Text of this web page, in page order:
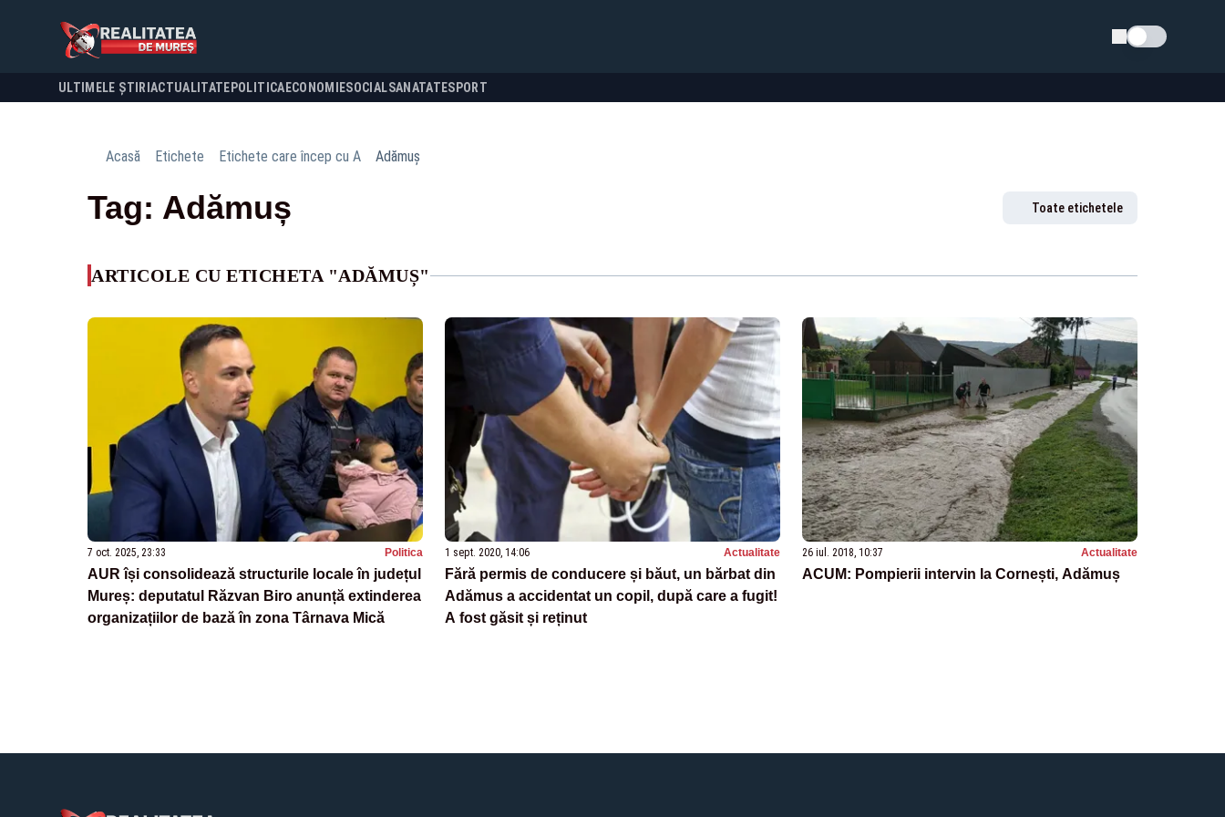
Schimba tema
ULTIMELE ȘTIRI ACTUALITATE POLITICA ECONOMIESOCIALSANATATESPORT
Acasă Etichete Etichete care încep cu A Adămuș
Tag: Adămuș Toate etichetele
ARTICOLE CU ETICHETA "ADĂMUȘ"
7 oct. 2025, 23:33 Politica
AUR își consolidează structurile locale în județul
Mureș: deputatul Răzvan Biro anunță extinderea
organizațiilor de bază în zona Târnava Mică
1 sept. 2020, 14:06 Actualitate
Fără permis de conducere și băut, un bărbat din
Adămus a accidentat un copil, după care a fugit!
A fost găsit și reținut
26 iul. 2018, 10:37 Actualitate
ACUM: Pompierii intervin la Cornești, Adămuș